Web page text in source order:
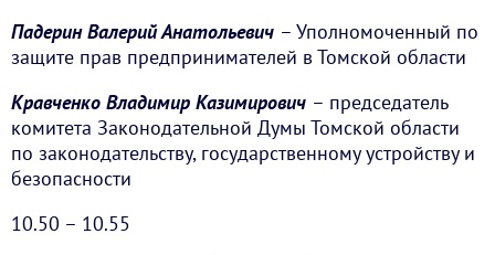
Падерин Валерий Анатольевич – Уполномоченный по
защите прав предпринимателей в Томской области
Кравченко Владимир Казимирович – председатель
комитета Законодательной Думы Томской области
по законодательству, государственному устройству и
безопасности
10.50 – 10.55